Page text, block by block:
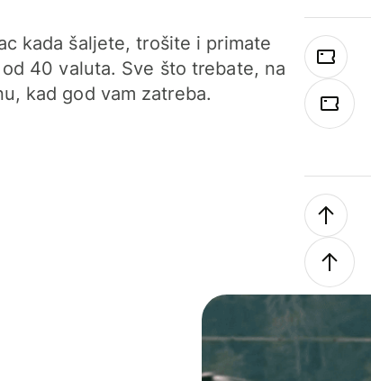
kada šaljete, trošite i primate
40 valuta. Sve što trebate, na
kad god vam zatreba.